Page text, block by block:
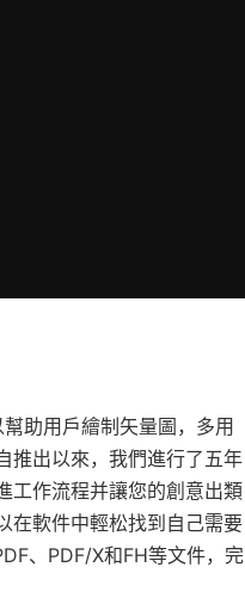
助用戶繪制矢量圖，多用
推出以來，我們進行了五年
工作流程并讓您的創意出類
在軟件中輕松找到自己需要
、PDF/X和FH等文件，完